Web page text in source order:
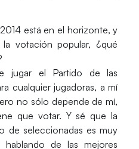
está en el horizonte, y
votación popular, ¿qué
jugar el Partido de las
cualquier jugadoras, a mí
no sólo depende de mí,
que votar. Y sé que la
de seleccionadas es muy
hablando de las mejores